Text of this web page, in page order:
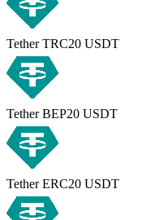
Tether TRC20 USDT
Tether BEP20 USDT
Tether ERC20 USDT